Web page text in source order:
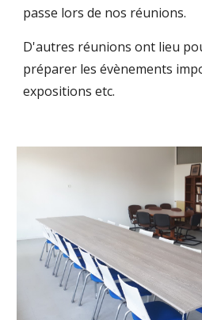
passe lors de nos réunions.
D'autres réunions ont lieu
préparer les évènements
expositions etc.